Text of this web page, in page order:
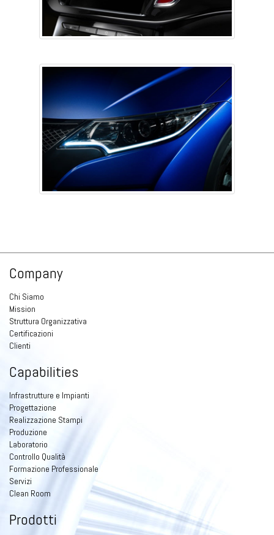
Company
Chi Siamo
Mission
Struttura Organizzativa
Certificazioni
Clienti
Capabilities
Infrastrutture e Impianti
Progettazione
Realizzazione Stampi
Produzione
Laboratorio
Controllo Qualità
Formazione Professionale
Servizi
Clean Room
Prodotti